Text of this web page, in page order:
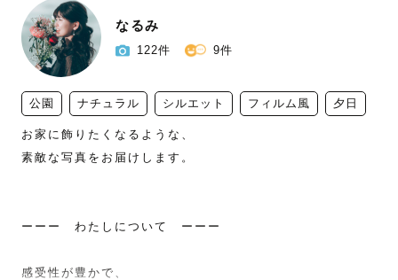
なるみ
122件 9件
公園 ナチュラル シルエット フィルム風 夕日
お家に飾りたくなるような、
素敵な写真をお届けします。
ーーー　わたしについて　ーーー
感受性が豊かで、